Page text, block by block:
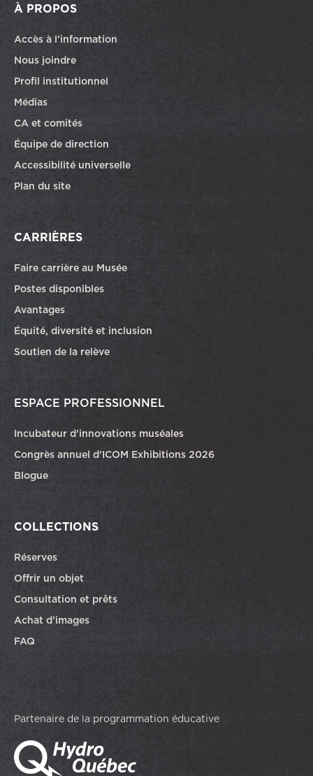
À PROPOS
Accès à l’information
Nous joindre
Profil institutionnel
Médias
CA et comités
Équipe de direction
Accessibilité universelle
Plan du site
CARRIÈRES
Faire carrière au Musée
Postes disponiblesCe lien ouvrira dans une autre fenêtre
Avantages
Équité, diversité et inclusion
Soutien de la relève
ESPACE PROFESSIONNEL
Incubateur d’innovations muséales
Congrès annuel d’ICOM Exhibitions 2026
Blogue
COLLECTIONS
Réserves
Offrir un objet
Consultation et prêts
Achat d’images
FAQ
Partenaire de la programmation éducative